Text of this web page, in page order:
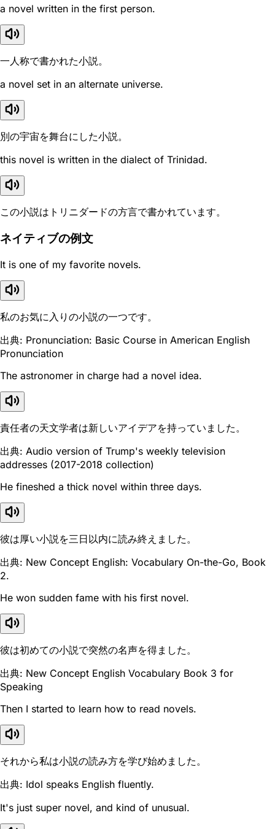
a novel written in the first person.
一人称で書かれた小説。
a novel set in an alternate universe.
別の宇宙を舞台にした小説。
this novel is written in the dialect of Trinidad.
この小説はトリニダードの方言で書かれています。
ネイティブの例文
It is one of my favorite novels.
私のお気に入りの小説の一つです。
出典: Pronunciation: Basic Course in American English
Pronunciation
The astronomer in charge had a novel idea.
責任者の天文学者は新しいアイデアを持っていました。
出典: Audio version of Trump's weekly television
addresses (2017-2018 collection)
He fineshed a thick novel within three days.
彼は厚い小説を三日以内に読み終えました。
出典: New Concept English: Vocabulary On-the-Go, Book
2.
He won sudden fame with his first novel.
彼は初めての小説で突然の名声を得ました。
出典: New Concept English Vocabulary Book 3 for
Speaking
Then I started to learn how to read novels.
それから私は小説の読み方を学び始めました。
出典: Idol speaks English fluently.
It's just super novel, and kind of unusual.